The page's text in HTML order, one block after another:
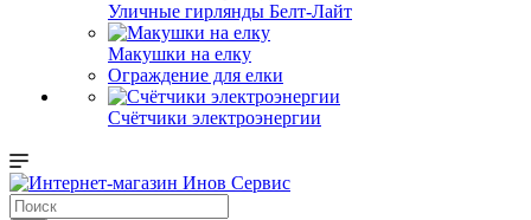
Уличные гирлянды Белт-Лайт
Макушки на елку
Ограждение для елки
Счётчики электроэнергии